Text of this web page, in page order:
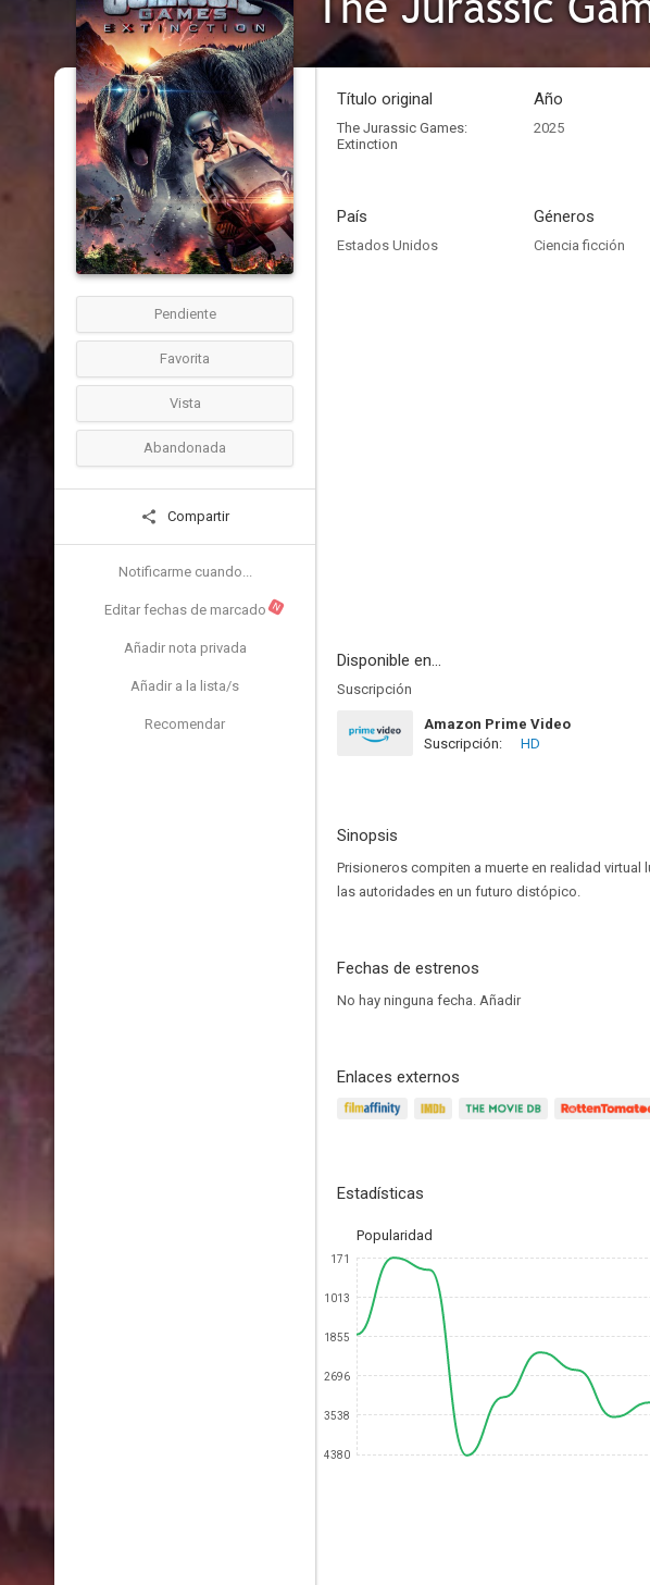
Pendiente
Favorita
Vista
Abandonada
Compartir
Notificarme cuando...
Editar fechas de marcado N
Añadir nota privada
Añadir a la lista/s
Recomendar
Título original
The Jurassic Games:
Extinction
Año
2025
País
Estados Unidos
Géneros
Ciencia ficción
Disponible en...
Suscripción
Amazon Prime Video
Suscripción:
HD
Sinopsis
Prisioneros compiten a muerte en realidad
las autoridades en un futuro distópico.
Fechas de estrenos
No hay ninguna fecha. Añadir
Enlaces externos
Estadísticas
Popularidad
171
1013
1855
2696
3538
4380